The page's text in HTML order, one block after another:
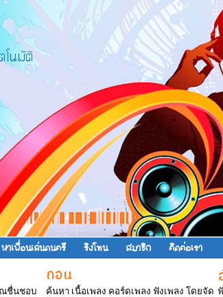
หาเพื่อนเล่นดนตรี ริงโทน สมาชิก ติดต่อเรา
ณชื่นชอบ
ค้นหา เนื้อเพลง คอร์ดเพลง ฟังเพลง โดยจัด